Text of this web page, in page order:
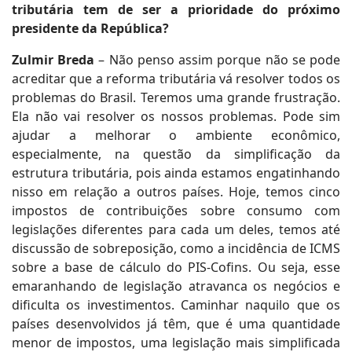
tributária tem de ser a prioridade do próximo
presidente da República?
Zulmir Breda – Não penso assim porque não se pode
acreditar que a reforma tributária vá resolver todos os
problemas do Brasil. Teremos uma grande frustração.
Ela não vai resolver os nossos problemas. Pode sim
ajudar a melhorar o ambiente econômico,
especialmente, na questão da simplificação da
estrutura tributária, pois ainda estamos engatinhando
nisso em relação a outros países. Hoje, temos cinco
impostos de contribuições sobre consumo com
legislações diferentes para cada um deles, temos até
discussão de sobreposição, como a incidência de ICMS
sobre a base de cálculo do PIS-Cofins. Ou seja, esse
emaranhando de legislação atravanca os negócios e
dificulta os investimentos. Caminhar naquilo que os
países desenvolvidos já têm, que é uma quantidade
menor de impostos, uma legislação mais simplificada